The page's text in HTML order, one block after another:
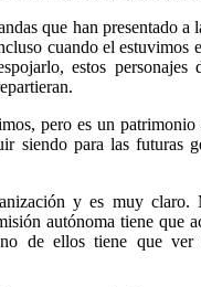
que han presentado a
cuando el estuvimos
estos personajes
pero es un patrimonio
siendo para las futuras
y es muy claro.
autónoma tiene que
de ellos tiene que ver